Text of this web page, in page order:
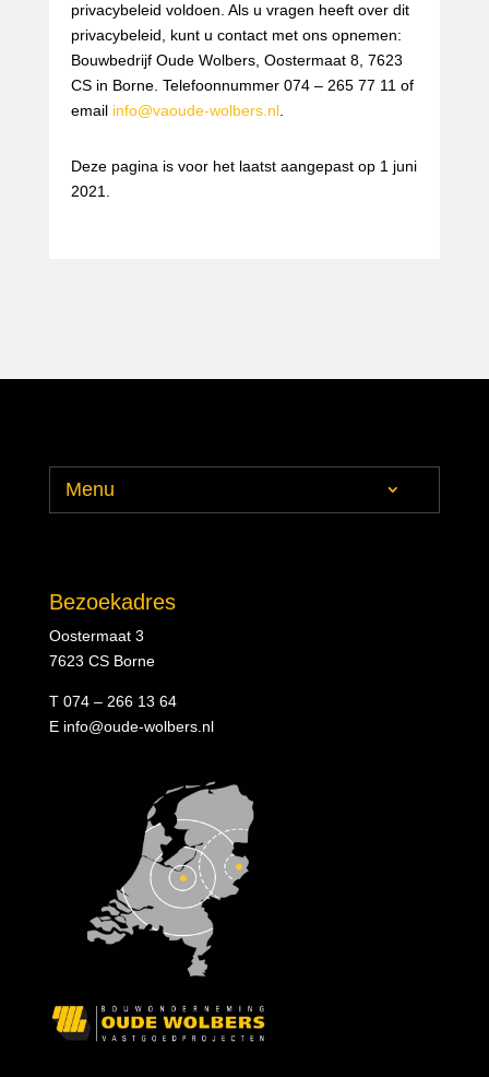
privacybeleid voldoen. Als u vragen heeft over dit
privacybeleid, kunt u contact met ons opnemen:
Bouwbedrijf Oude Wolbers, Oostermaat 8, 7623
CS in Borne. Telefoonnummer 074 – 265 77 11 of
email info@vaoude-wolbers.nl.
Deze pagina is voor het laatst aangepast op 1 juni
2021.
Menu
Bezoekadres
Oostermaat 3
7623 CS Borne
T 074 – 266 13 64
E info@oude-wolbers.nl